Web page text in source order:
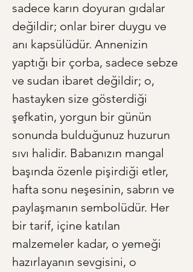
sadece karın doyuran gıdalar
değildir; onlar birer duygu ve
anı kapsülüdür. Annenizin
yaptığı bir çorba, sadece sebze
ve sudan ibaret değildir; o,
hastayken size gösterdiği
şefkatin, yorgun bir günün
sonunda bulduğunuz huzurun
sıvı halidir. Babanızın mangal
başında özenle pişirdiği etler,
hafta sonu neşesinin, sabrın ve
paylaşmanın sembolüdür. Her
bir tarif, içine katılan
malzemeler kadar, o yemeği
hazırlayanın sevgisini, o